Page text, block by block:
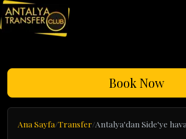
Book Now
Ana Sayfa Transfer Antalya'dan Side'ye